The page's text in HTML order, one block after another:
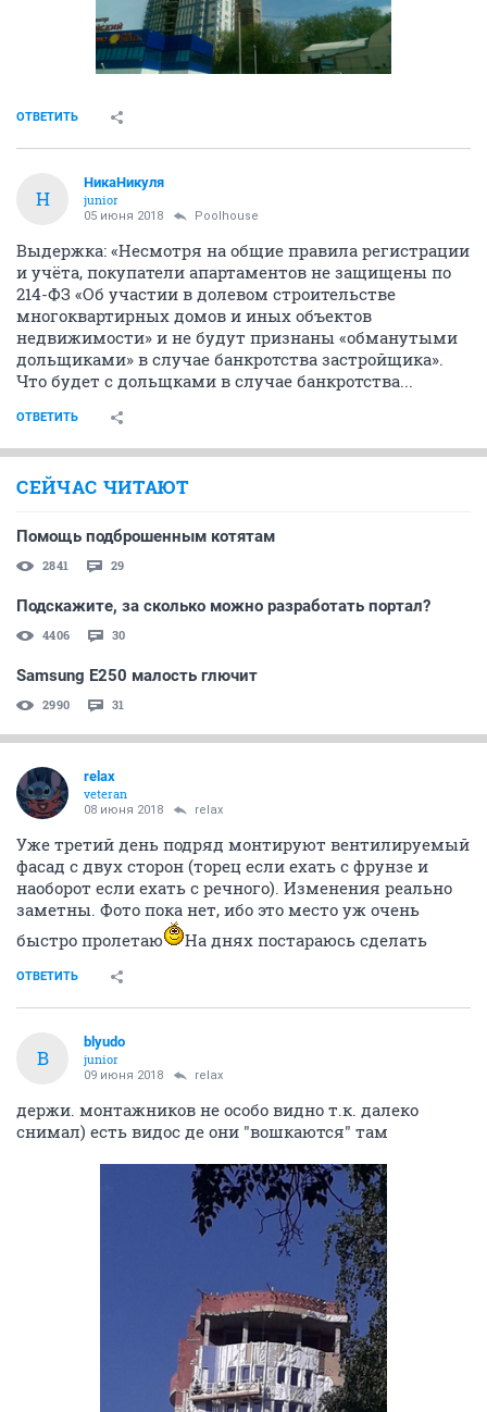
ОТВЕТИТЬ
Н
НикаНикуля
junior
05 июня 2018 Poolhouse
Выдержка: «Несмотря на общие правила регистрации
и учёта, покупатели апартаментов не защищены по
214-ФЗ «Об участии в долевом строительстве
многоквартирных домов и иных объектов
недвижимости» и не будут признаны «обманутыми
дольщиками» в случае банкротства застройщика».
Что будет с дольщками в случае банкротства...
ОТВЕТИТЬ
СЕЙЧАС ЧИТАЮТ
Помощь подброшенным котятам
2841 29
Подскажите, за сколько можно разработать портал?
4406 30
Samsung E250 малость глючит
2990 31
relax
veteran
08 июня 2018 relax
Уже третий день подряд монтируют вентилируемый
фасад с двух сторон (торец если ехать с фрунзе и
наоборот если ехать с речного). Изменения реально
заметны. Фото пока нет, ибо это место уж очень
быстро пролетаю
На днях постараюсь сделать
ОТВЕТИТЬ
B
blyudo
junior
09 июня 2018 relax
держи. монтажников не особо видно т.к. далеко
снимал) есть видос де они "вошкаются" там